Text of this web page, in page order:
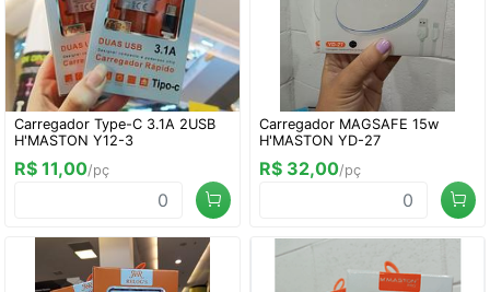
Carregador Type-C 3.1A 2USB
H'MASTON Y12-3
R$ 11,00/pç
Carregador MAGSAFE 15w
H'MASTON YD-27
R$ 32,00/pç